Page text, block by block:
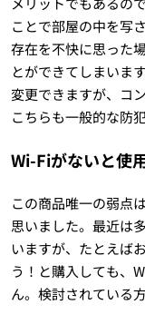
ことで部屋の中を写
存在を不快に思った
とができてしまいま
変更できますが、コ
こちらも一般的な防
Wi-Fiがないと使
この商品唯一の弱点
思いました。最近は
いますが、たとえば
う！と購入しても、
ん。検討されている